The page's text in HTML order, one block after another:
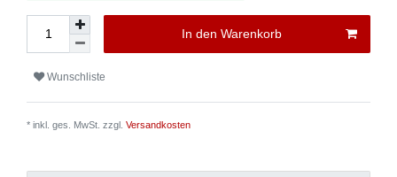
In den Warenkorb
Wunschliste
* inkl. ges. MwSt. zzgl. Versandkosten